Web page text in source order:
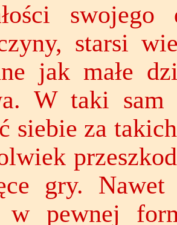
starsi
jak małe
W taki sam
siebie za
gry.
w pewnej